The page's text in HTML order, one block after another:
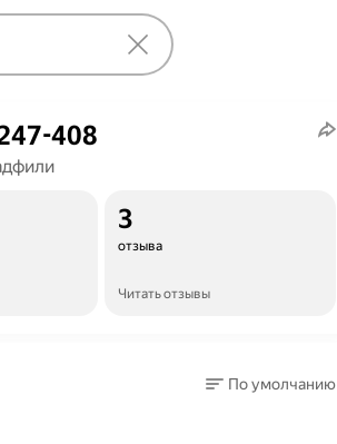
408
3
отзыва
Читать отзывы
По умолчанию